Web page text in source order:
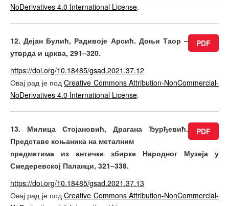
NoDerivatives 4.0 International License.
PDF
12. Дејан Булић, Радивоје Арсић. Доњи Таор –
утврда и црква, 291–320.
https://doi.org/10.18485/gsad.2021.37.12
Овај рад је подCreative Commons Attribution-NonCommercial-
NoDerivatives 4.0 International License.
PDF
13. Милица Стојановић, Драгана Ђурђевић.
Представе коњаника на металним
предмети­ма из античке збирке Народног Музеја у
Смедеревској Паланци, 321–338.
https://doi.org/10.18485/gsad.2021.37.13
Овај рад је подCreative Commons Attribution-NonCommercial-